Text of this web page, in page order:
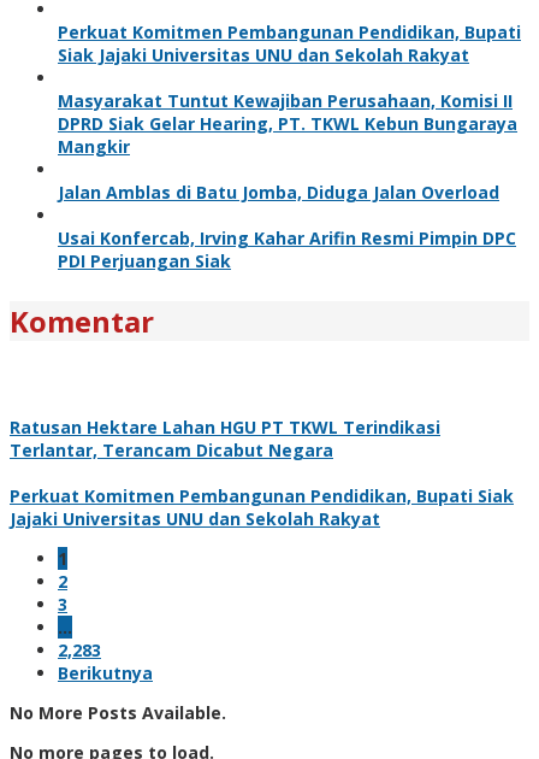
Perkuat Komitmen Pembangunan Pendidikan, Bupati
Siak Jajaki Universitas UNU dan Sekolah Rakyat
Masyarakat Tuntut Kewajiban Perusahaan, Komisi II
DPRD Siak Gelar Hearing, PT. TKWL Kebun Bungaraya
Mangkir
Jalan Amblas di Batu Jomba, Diduga Jalan Overload
Usai Konfercab, Irving Kahar Arifin Resmi Pimpin DPC
PDI Perjuangan Siak
Komentar
Ratusan Hektare Lahan HGU PT TKWL Terindikasi
Terlantar, Terancam Dicabut Negara
Perkuat Komitmen Pembangunan Pendidikan, Bupati Siak
Jajaki Universitas UNU dan Sekolah Rakyat
1
2
3
…
2,283
Berikutnya
No More Posts Available.
No more pages to load.